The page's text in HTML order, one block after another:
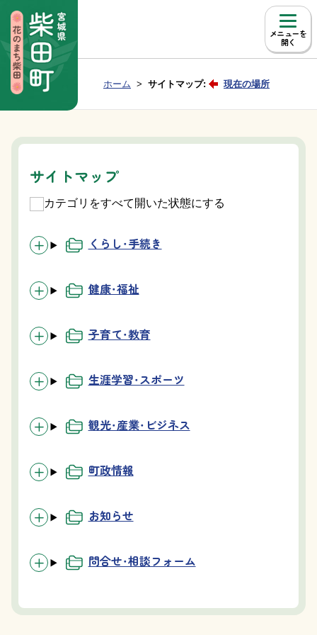
メニュー
Group NAV 現在位置：
ホーム サイトマップ: 現在の場所
サイトマップ
カテゴリをすべて開いた状態にする
くらし・手続き
健康・福祉
子育て・教育
生涯学習・スポーツ
観光・産業・ビジネス
町政情報
お知らせ
問合せ・相談フォーム